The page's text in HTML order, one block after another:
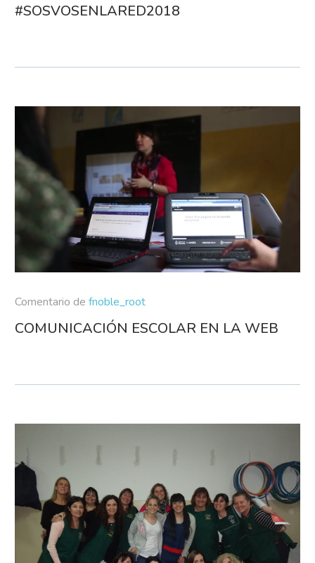
#SOSVOSENLARED2018
Comentario de fnoble_root
COMUNICACIÓN ESCOLAR EN LA WEB